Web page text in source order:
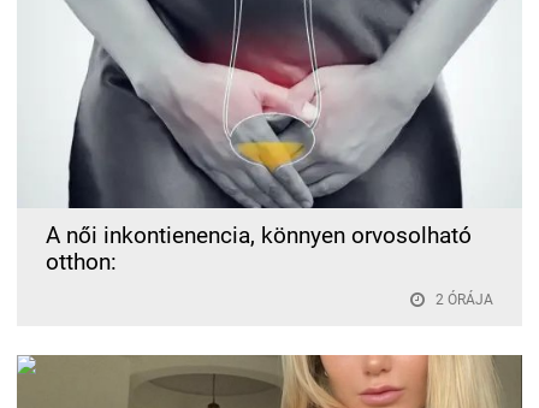
A női inkontienencia, könnyen orvosolható
otthon:
2 ÓRÁJA